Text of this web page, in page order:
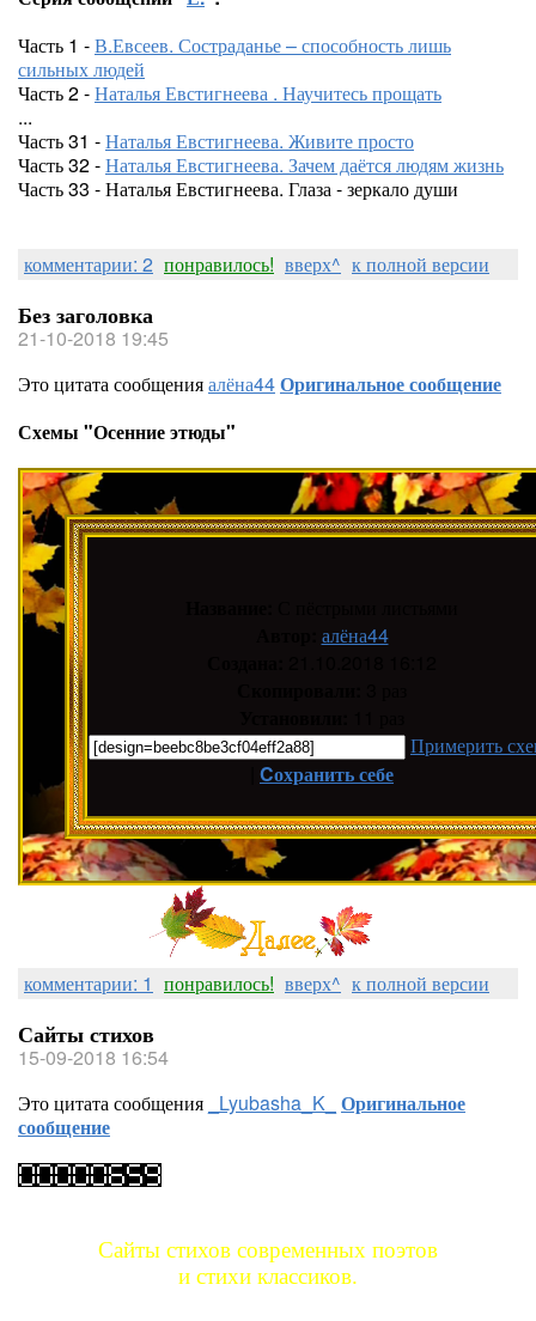
Часть 1 -В.Евсеев. Состраданье – способность лишь
сильных людей
Часть 2 -Наталья Евстигнеева . Научитесь прощать
...
Часть 31 -Наталья Евстигнеева. Живите просто
Часть 32 -Наталья Евстигнеева. Зачем даётся людям жизнь
Часть 33 - Наталья Евстигнеева. Глаза - зеркало души
комментарии: 2 понравилось! вверх^ к полной версии
Без заголовка
21-10-2018 19:45
Это цитата сообщенияалёна44Оригинальное сообщение
Схемы "Осенние этюды"
алёна44
Примерить
Cохранить себе
комментарии: 1 понравилось! вверх^ к полной версии
Сайты стихов
15-09-2018 16:54
Это цитата сообщения
_Lyubasha_K_ Оригинальное
сообщение
Сайты стихов современных поэтов
и стихи классиков.